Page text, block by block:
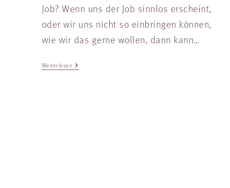
Job? Wenn uns der Job sinnlos erscheint,
oder wir uns nicht so einbringen können,
wie wir das gerne wollen, dann kann…
Weiterlesen